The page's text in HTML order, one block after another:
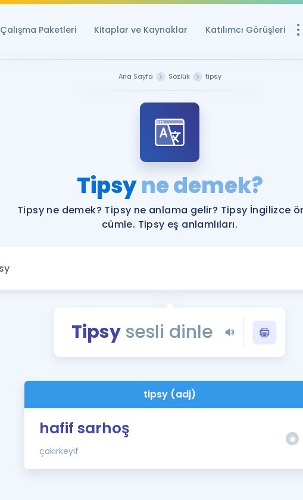
Çalışma Paketleri Kitaplar ve Kaynaklar Katılımcı Görüşleri
YDS ve YÖKDİL
Rehberlik Aracı
YDS ve YÖKDİL'e
Tüm ÖSYM
YDS - YÖKDİL
İngilizce Gramer
Ana Sayfa Sözlük tipsy
Tipsyne demek?
Tipsy ne demek? Tipsy ne anlama gelir? Tipsy İngilizce
cümle. Tipsy eş anlamlıları.
Tipsy sesli dinle
tipsy (adj)
hafif sarhoş
çakırkeyif